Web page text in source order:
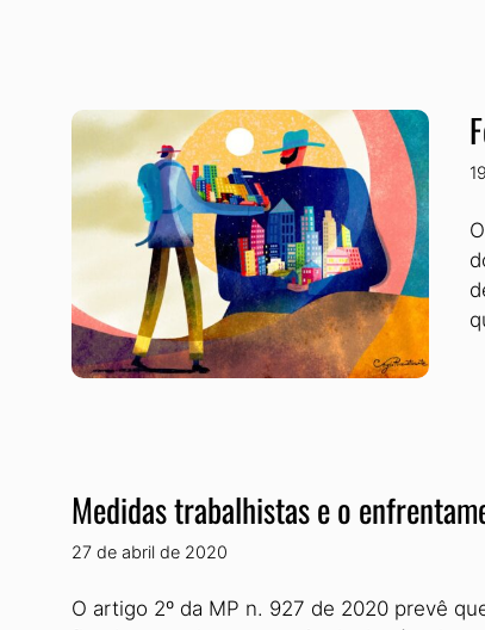
Medidas trabalhistas e o
27 de abril de 2020
O artigo 2º da MP n. 927 de 2020 prevê